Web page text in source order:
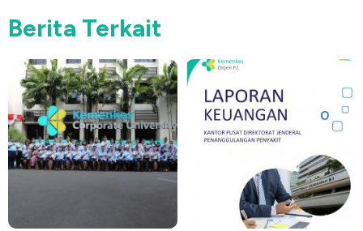
Berita Terkait